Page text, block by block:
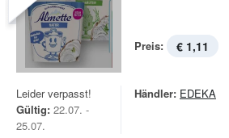
Preis: € 1,11
Leider verpasst!
Gültig: 22.07. -
25.07.
Händler: EDEKA